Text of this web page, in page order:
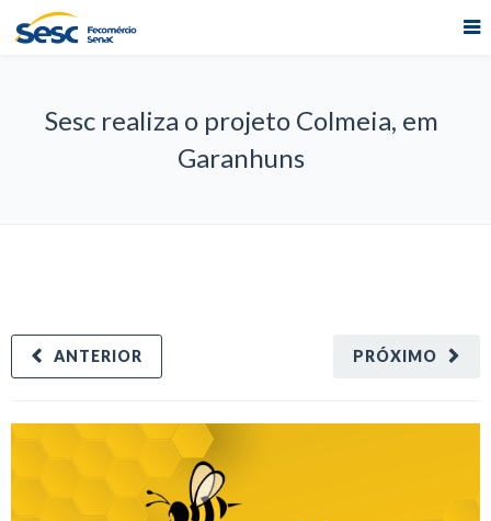
Sesc realiza o projeto Colmeia, em
Garanhuns
PRÓXIMO
ANTERIOR